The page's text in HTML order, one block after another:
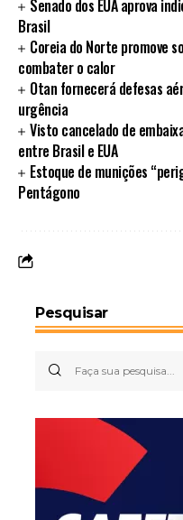
Senado dos EUA aprova
Brasil
Coreia do Norte promove
combater o calor
Otan fornecerá defesas
urgência
Visto cancelado de
entre Brasil e EUA
Estoque de munições
Pentágono
Pesquisar